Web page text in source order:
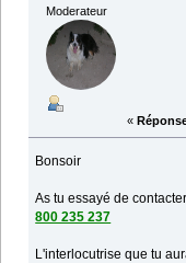
Moderateur
«
Bonsoir
As tu essayé de
800 235 237
L'interlocutrise que tu